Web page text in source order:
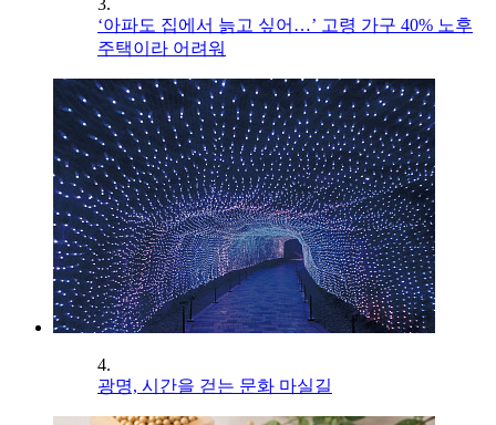
3.
‘아파도 집에서 늙고 싶어…’ 고령 가구 40% 노후
주택이라 어려워
4.
광명, 시간을 걷는 문화 마실길